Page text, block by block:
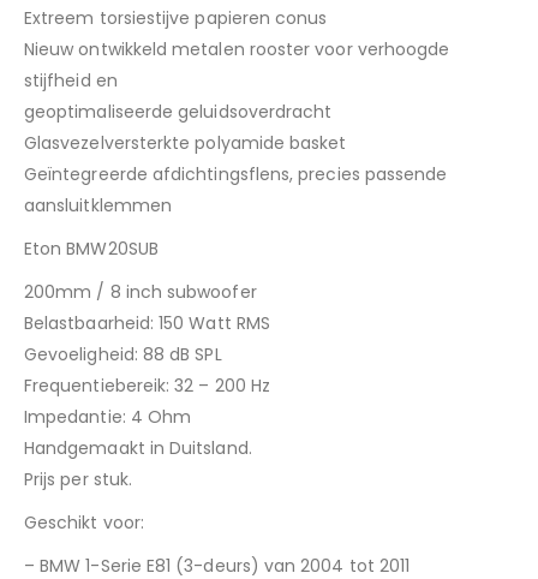
Extreem torsiestijve papieren conus
Nieuw ontwikkeld metalen rooster voor verhoogde
stijfheid en
geoptimaliseerde geluidsoverdracht
Glasvezelversterkte polyamide basket
Geïntegreerde afdichtingsflens, precies passende
aansluitklemmen
Eton BMW20SUB
200mm / 8 inch subwoofer
Belastbaarheid: 150 Watt RMS
Gevoeligheid: 88 dB SPL
Frequentiebereik: 32 – 200 Hz
Impedantie: 4 Ohm
Handgemaakt in Duitsland.
Prijs per stuk.
Geschikt voor:
– BMW 1-Serie E81 (3-deurs) van 2004 tot 2011